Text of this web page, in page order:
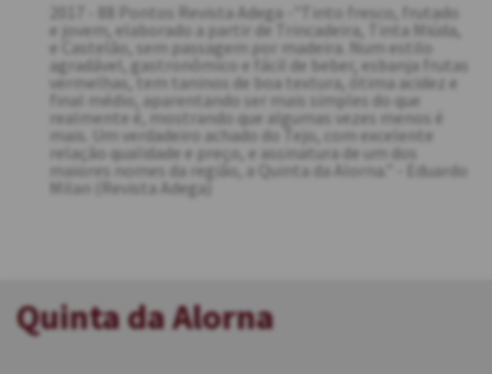
2017 - 88 Pontos Revista Adega -"Tinto fresco, frutado
e jovem, elaborado a partir de Trincadeira, Tinta Miúda,
e Castelão, sem passagem por madeira. Num estilo
agradável, gastronômico e fácil de beber, esbanja frutas
vermelhas, tem taninos de boa textura, ótima acidez e
final médio, aparentando ser mais simples do que
realmente é, mostrando que algumas vezes menos é
mais. Um verdadeiro achado do Tejo, com excelente
relação qualidade e preço, e assinatura de um dos
maiores nomes da região, a Quinta da Alorna." - Eduardo
Milan (Revista Adega)
Quinta da Alorna